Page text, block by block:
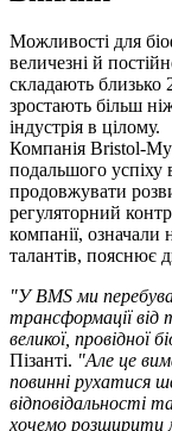
Можливості для
величезні й
складають близько
зростають більш
індустрія в цілому.
Компанія Bristol-
подальшого успіху
продовжувати
регуляторний
компанії, означали
талантів, пояснює
"У BMS ми
трансформації від
великої, провідної
Пізанті. "Але це
повинні рухатися
відповідальності
хочемо